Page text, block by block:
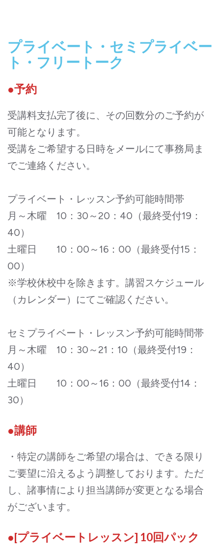
プライベート・セミプライベー
ト・フリートーク
●予約
受講料支払完了後に、その回数分のご予約が
可能となります。
受講をご希望する日時をメールにて事務局ま
でご連絡ください。
プライベート・レッスン予約可能時間帯
月～木曜 10：30～20：40（最終受付19：
40）
土曜日 10：00～16：00（最終受付15：
00）
※学校休校中を除きます。講習スケジュール
（カレンダー）にてご確認ください。
セミプライベート・レッスン予約可能時間帯
月～木曜 10：30～21：10（最終受付19：
40）
土曜日 10：00～16：00（最終受付14：
30）
●講師
・特定の講師をご希望の場合は、できる限り
ご要望に沿えるよう調整しております。ただ
し、諸事情により担当講師が変更となる場合
がございます。
●[プライベートレッスン] 10回パック